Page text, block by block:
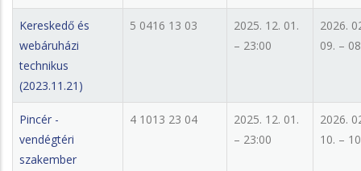
Kereskedő és
webáruházi
technikus
(2023.11.21)
5 0416 13 03
2025. 12. 01.
– 23:00
2026.
09. –
Pincér -
vendégtéri
szakember
4 1013 23 04
2025. 12. 01.
– 23:00
2026.
10. –